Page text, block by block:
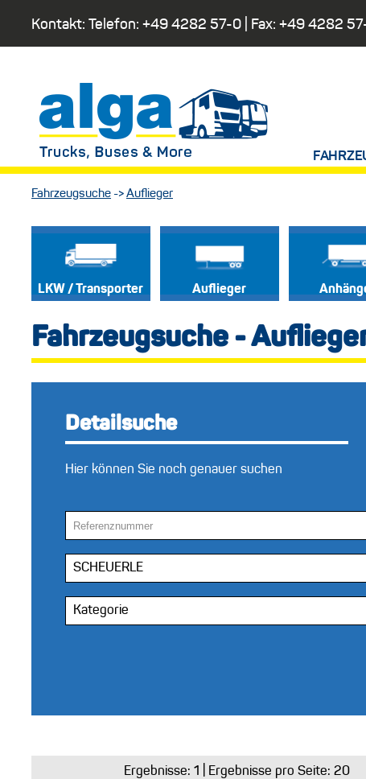
Kontakt: Telefon: +49 4282 57-0 | Fax: +49 4282
Fahrzeugsuche -> Auflieger
LKW / Transporter Auflieger
Fahrzeugsuche -
Detailsuche
Hier können Sie noch genauer suchen
Ergebnisse: 1 | Ergebnisse pro Seite: 20